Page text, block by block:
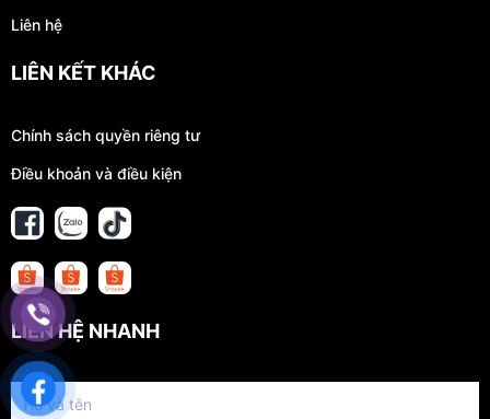
Liên hệ
LIÊN KẾT KHÁC
Chính sách quyền riêng tư
Điều khoản và điều kiện
LIÊN HỆ NHANH